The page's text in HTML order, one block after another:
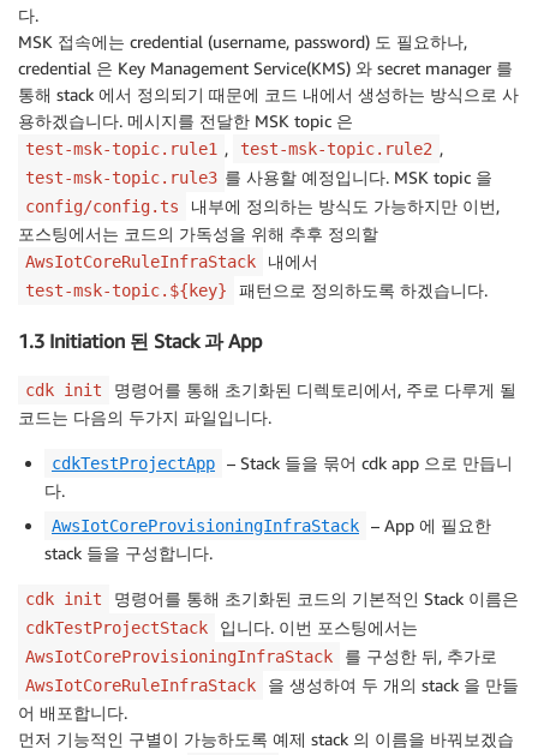
다.
MSK 접속에는 credential (username, password) 도 필요하나,
credential 은 Key Management Service(KMS) 와 secret manager 를
통해 stack 에서 정의되기 때문에 코드 내에서 생성하는 방식으로 사
용하겠습니다. 메시지를 전달한 MSK topic 은
test-msk-topic.rule1 , test-msk-topic.rule2 ,
test-msk-topic.rule3 를 사용할 예정입니다. MSK topic 을
config/config.ts
내부에 정의하는 방식도 가능하지만 이번,
포스팅에서는 코드의 가독성을 위해 추후 정의할
AwsIotCoreRuleInfraStack 내에서
test-msk-topic.${key} 패턴으로 정의하도록 하겠습니다.
1.3 Initiation 된 Stack 과 App
cdk init
명령어를 통해 초기화된 디렉토리에서, 주로 다루게 될
코드는 다음의 두가지 파일입니다.
cdkTestProjectApp
– Stack 들을 묶어 cdk app 으로 만듭니
다.
AwsIotCoreProvisioningInfraStack
– App 에 필요한
stack 들을 구성합니다.
cdk init 명령어를 통해 초기화된 코드의 기본적인 Stack 이름은
cdkTestProjectStack 입니다. 이번 포스팅에서는
AwsIotCoreProvisioningInfraStack 를 구성한 뒤, 추가로
AwsIotCoreRuleInfraStack
을 생성하여 두 개의 stack 을 만들
어 배포합니다.
먼저 기능적인 구별이 가능하도록 예제 stack 의 이름을 바꿔보겠습